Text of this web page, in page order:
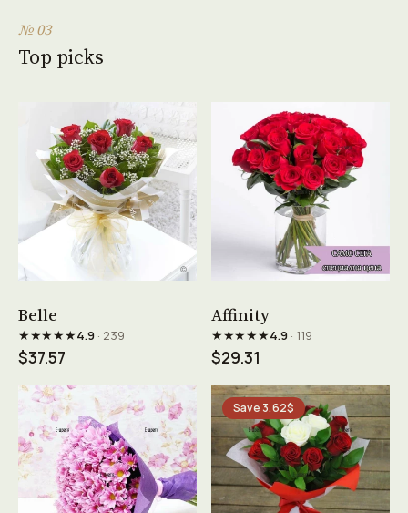
№ 03
Top picks
Belle
★★★★★4.9· 239
$37.57
Affinity
★★★★★4.9· 119
$29.31
Save 3.62$